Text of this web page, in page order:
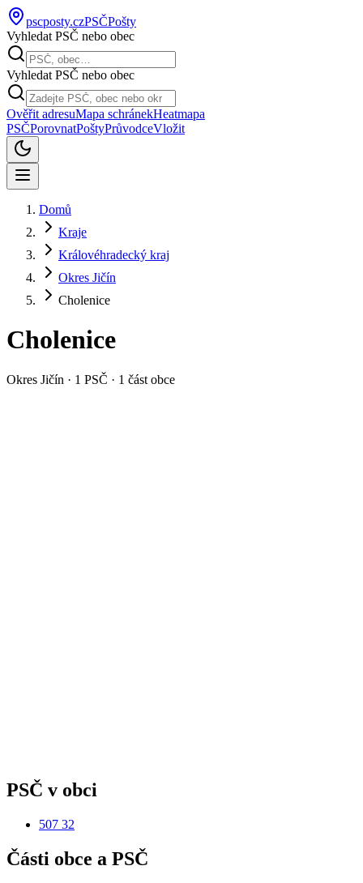
pscposty.czPSČPošty
Vyhledat PSČ nebo obec
Vyhledat PSČ nebo obec
Ověřit adresuMapa schránekHeatmapa
PSČPorovnatPoštyPrůvodceVložit
Domů
Kraje
Královéhradecký kraj
Okres Jičín
Cholenice
Cholenice
Okres Jičín · 1 PSČ · 1 část obce
PSČ v obci
507 32
Části obce a PSČ